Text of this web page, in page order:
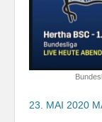
23. MAI 2020